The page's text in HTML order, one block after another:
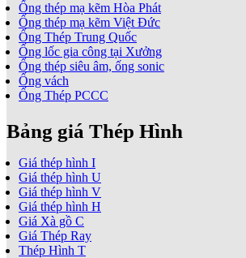
Ống thép mạ kẽm Hòa Phát
Ống thép mạ kẽm Việt Đức
Ống Thép Trung Quốc
Ống lốc gia công tại Xưởng
Ống thép siêu âm, ống sonic
Ống vách
Ống Thép PCCC
Bảng giá Thép Hình
Giá thép hình I
Giá thép hình U
Giá thép hình V
Giá thép hình H
Giá Xà gồ C
Giá Thép Ray
Thép Hình T